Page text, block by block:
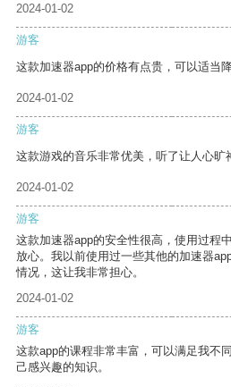
2024-01-02
游客
这款加速器app的价格有点贵，可以适当
2024-01-02
游客
这款游戏的音乐非常优美，听了让人心旷
2024-01-02
游客
这款加速器app的安全性很高，使用过程
放心。我以前使用过一些其他的加速器
情况，这让我非常担心。
2024-01-02
游客
这款app的课程非常丰富，可以满足我不
己感兴趣的知识。